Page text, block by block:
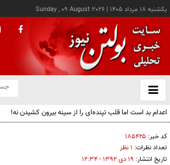
يکشنبه ۱۸ مرداد ۱۴۰۵ |
Sunday , 09 August 2026
باز
و
اعدام بد است اما قلب تپنده‌ای را از سینه بیرون کشیدن نه!
کد خبر: ۱۸۵۴۲۵
تعداد نظرات: ۱ نظر
تاریخ انتشار: ۱۹ دی ۱۳۹۲ - ۱۲:۳۴